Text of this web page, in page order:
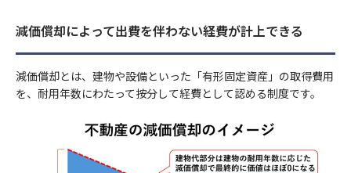
減価償却によって出費を伴わない経費が計上できる
減価償却とは、建物や設備といった「有形固定資産」の取得費用
を、耐用年数にわたって按分して経費として認める制度です。
記載の保険会社の事故相談窓口にもお問い合わせいただくことが
できます。
なお、ご照会者がご本人であることをご確認させていただいたう
えで、ご対応させていただきます。
の団体若しくは労働組合への所属若しくは加盟に関する従業員等
のセンシティブ情報を取得、利用又は第三者提供する場合。
⑥相続手当を伴う保険金支払事務等の遂行上必要な限りにおい
て、センシティブ情報を取得、利用又は第三者提供する場合。
基づき遂行上必要な範囲でセンシティブ情報を取得、利用又は第
11）お問い合わせ・ご相談・苦情へのご対応
当社は個人情報の取扱いに関する苦情・ご相談に迅速にご対応い
たします。
ご連絡の先は下記のお問い合わせ窓口となります。また保険事故
記載の保険会社の事故相談窓口にもお問い合わせいただくことが
なお、ご照会者がご本人であることをご確認させていただいたう